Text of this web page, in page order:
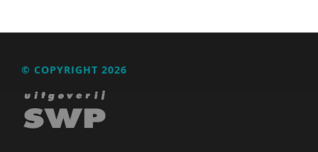
Raad voor Volksgezondheid & Samenleving
© COPYRIGHT 2026